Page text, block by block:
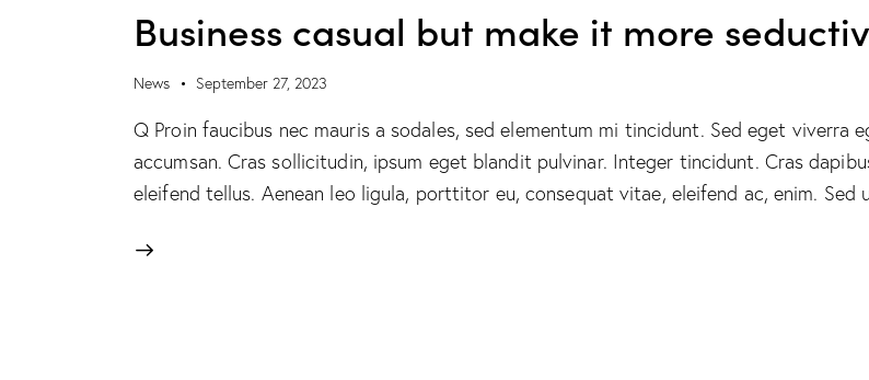
Business casual but make it more
News September 27, 2023
Q Proin faucibus nec mauris a sodales, sed elementum mi tincidunt. Sed eget viverra
accumsan. Cras sollicitudin, ipsum eget blandit pulvinar. Integer tincidunt. Cras
eleifend tellus. Aenean leo ligula, porttitor eu, consequat vitae, eleifend ac, enim.